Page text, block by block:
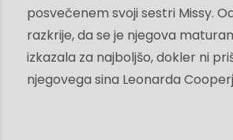
posvečenem svoji sestri Missy.
razkrije, da se je njegova
izkazala za najboljšo, dokler ni
njegovega sina Leonarda